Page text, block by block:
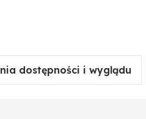
dostępności i wyglądu